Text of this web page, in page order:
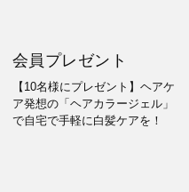
会員プレゼント
【10名様にプレゼント】ヘアケ
ア発想の「ヘアカラージェル」
で自宅で手軽に白髪ケアを！